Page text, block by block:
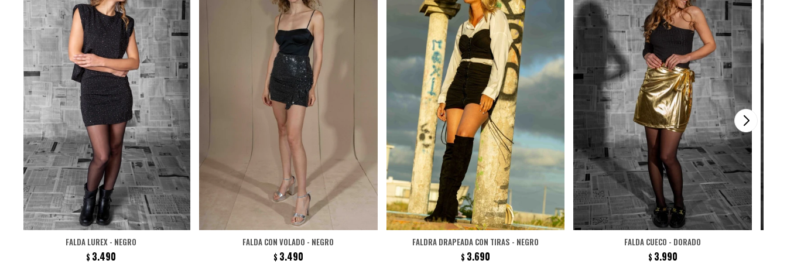
FALDA LUREX - NEGRO
$ 3.490
FALDA CON VOLADO - NEGRO
$ 3.490
FALDRA DRAPEADA CON TIRAS - NEGRO
$ 3.690
FALDA CUECO - DORADO
$ 3.990